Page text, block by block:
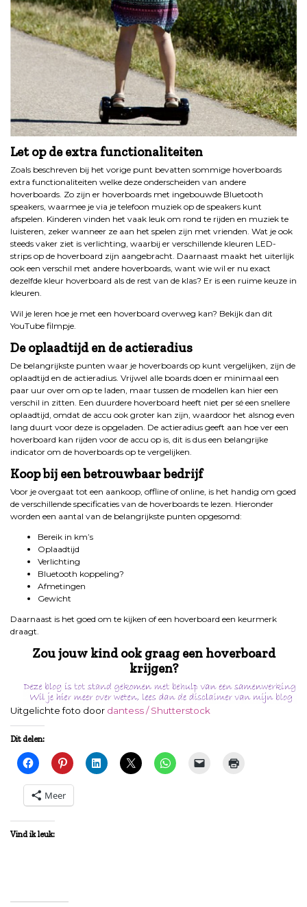
Let op de extra functionaliteiten
Zoals beschreven bij het vorige punt bevatten sommige hoverboards
extra functionaliteiten welke deze onderscheiden van andere
hoverboards. Zo zijn er hoverboards met ingebouwde Bluetooth
speakers, waarmee je via je telefoon muziek op de speakers kunt
afspelen. Kinderen vinden het vaak leuk om rond te rijden en muziek te
luisteren, zeker wanneer ze aan het spelen zijn met vrienden. Wat je ook
steeds vaker ziet is verlichting, waarbij er verschillende kleuren LED-
strips op de hoverboard zijn aangebracht. Daarnaast maakt het uiterlijk
ook een verschil met andere hoverboards, want wie wil er nu exact
dezelfde kleur hoverboard als de rest van de klas? Er is een ruime keuze in
kleuren.
Wil je leren hoe je met een hoverboard overweg kan? Bekijk dan dit
YouTube filmpje.
De oplaadtijd en de actieradius
De belangrijkste punten waar je hoverboards op kunt vergelijken, zijn de
oplaadtijd en de actieradius. Vrijwel alle boards doen er minimaal een
paar uur over om op te laden, maar tussen de modellen kan hier een
verschil in zitten. Een duurdere hoverboard heeft niet per sé een snellere
oplaadtijd, omdat de accu ook groter kan zijn, waardoor het alsnog even
lang duurt voor deze is opgeladen. De actieradius geeft aan hoe ver een
hoverboard kan rijden voor de accu op is, dit is dus een belangrijke
indicator om de hoverboards op te vergelijken.
Koop bij een betrouwbaar bedrijf
Voor je overgaat tot een aankoop, offline of online, is het handig om goed
de verschillende specificaties van de hoverboards te lezen. Hieronder
worden een aantal van de belangrijkste punten opgesomd:
Bereik in km’s
Oplaadtijd
Verlichting
Bluetooth koppeling?
Afmetingen
Gewicht
Daarnaast is het goed om te kijken of een hoverboard een keurmerk
draagt.
Zou jouw kind ook graag een hoverboard
krijgen?
Uitgelichte foto door dantess / Shutterstock
Dit delen:
Meer
Vind ik leuk: